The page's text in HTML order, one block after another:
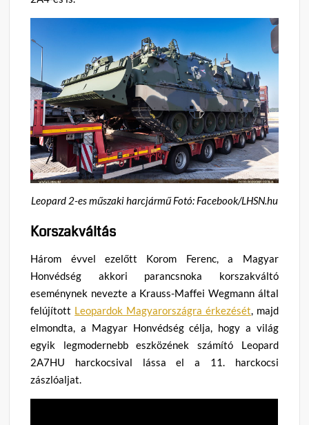
Leopard 2-es műszaki harcjármű Fotó: Facebook/LHSN.hu
Korszakváltás
Három évvel ezelőtt Korom Ferenc, a Magyar
Honvédség akkori parancsnoka korszakváltó
eseménynek nevezte a Krauss-Maffei Wegmann által
felújított Leopardok Magyarországra érkezését, majd
elmondta, a Magyar Honvédség célja, hogy a világ
egyik legmodernebb eszközének számító Leopard
2A7HU harckocsival lássa el a 11. harckocsi
zászlóaljat.